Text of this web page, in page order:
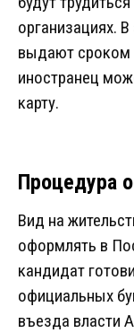
организациях.
выдают сроком
иностранец
карту.
Процедура
Вид на
оформлять в
кандидат
официальных
въезда власти